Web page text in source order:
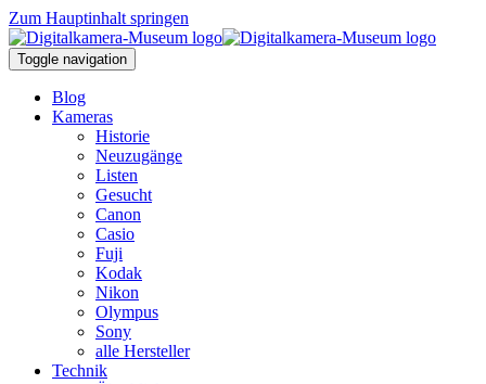
Zum Hauptinhalt springen
Toggle navigation
Blog
Kameras
Historie
Neuzugänge
Listen
Gesucht
Canon
Casio
Fuji
Kodak
Nikon
Olympus
Sony
alle Hersteller
Technik